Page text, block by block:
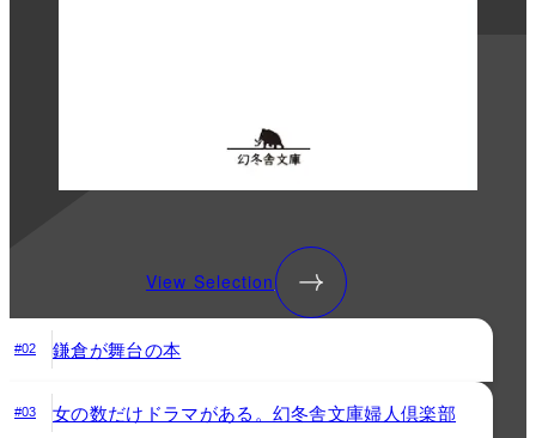
View Selection
#02 鎌倉が舞台の本
#03 女の数だけドラマがある。幻冬舎文庫婦人倶楽部